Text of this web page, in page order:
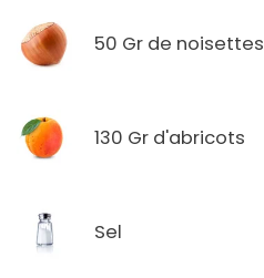
50 Gr de noisettes
130 Gr d'abricots
Sel